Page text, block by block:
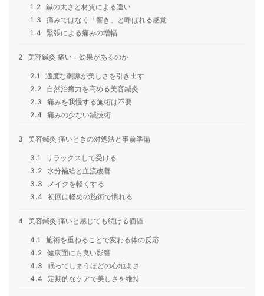
1.2 鍼の太さと材質による違い
1.3
痛みではなく「響き」と呼ばれる感覚
1.4
緊張による痛みの増幅
2 美容鍼灸 痛い＝効果があるのか
2.1
適度な刺激が美しさを引き出す
2.2
自然治癒力を高める美容鍼灸
2.3
痛みを我慢する施術は不要
2.4
痛みの少ない鍼技術
3 美容鍼灸 痛いときの対処法と事前準備
3.1
リラックスして受ける
3.2 水分補給と血流改善
3.3
メイクを軽くする
3.4
初回は軽めの施術で慣れる
4 美容鍼灸 痛いと感じても続ける価値
4.1
施術を重ねることで変わる体の反応
4.2 健康面にも良い影響
4.3
眠ってしまうほどの心地よさ
4.4
定期的なケアで美しさを維持